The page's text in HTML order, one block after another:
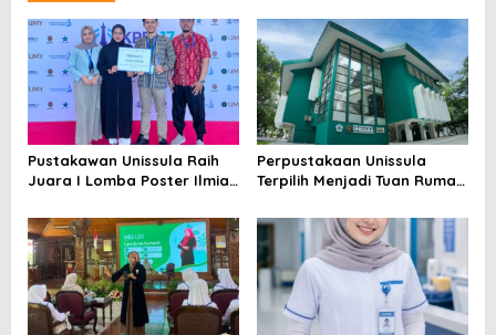
Pustakawan Unissula Raih
Juara I Lomba Poster Ilmiah
Perpustakaan Unissula
Terpilih Menjadi Tuan Rumah